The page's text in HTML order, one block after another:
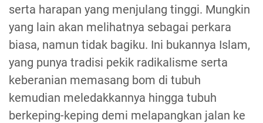
serta harapan yang menjulang tinggi. Mungkin
yang lain akan melihatnya sebagai perkara
biasa, namun tidak bagiku. Ini bukannya Islam,
yang punya tradisi pekik radikalisme serta
keberanian memasang bom di tubuh
kemudian meledakkannya hingga tubuh
berkeping-keping demi melapangkan jalan ke